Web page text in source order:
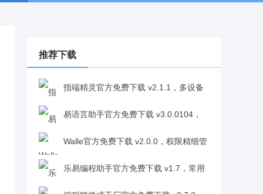
推荐下载
指端精灵官方免费下载 v2.1.1，多设备
适配，开发场景全覆盖v2.1.1
易语言助手官方免费下载 v3.0.0104，
主流 IDE 功能全v3.0.0104
Walle官方免费下载 v2.0.0，权限精细管
理，开源工具稳定性拉满v2.0.0
乐易编程助手官方免费下载 v1.7，常用